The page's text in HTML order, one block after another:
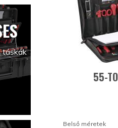
táskák
55-
Belső méretek